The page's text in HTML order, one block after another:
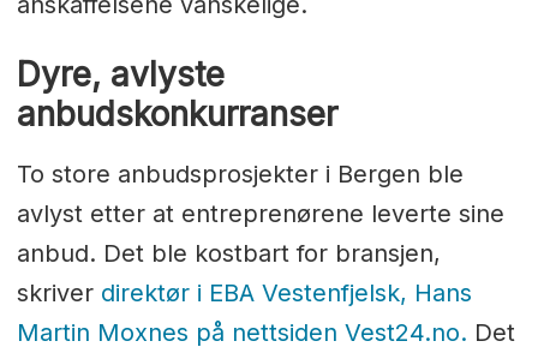
Dyre, avlyste
anbudskonkurranser
To store anbudsprosjekter i Bergen ble
avlyst etter at entreprenørene leverte sine
anbud. Det ble kostbart for bransjen,
skriver direktør i EBA Vestenfjelsk, Hans
Martin Moxnes på nettsiden Vest24.no. Det